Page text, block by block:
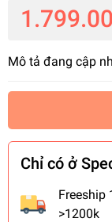
Mô tả đang cập
Chỉ có ở
Freeship
>1200k